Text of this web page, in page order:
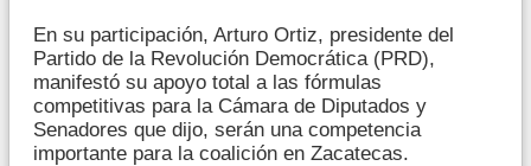
En su participación, Arturo Ortiz, presidente del
Partido de la Revolución Democrática (PRD),
manifestó su apoyo total a las fórmulas
competitivas para la Cámara de Diputados y
Senadores que dijo, serán una competencia
importante para la coalición en Zacatecas.